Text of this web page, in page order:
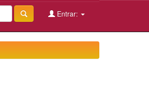
Entrar: